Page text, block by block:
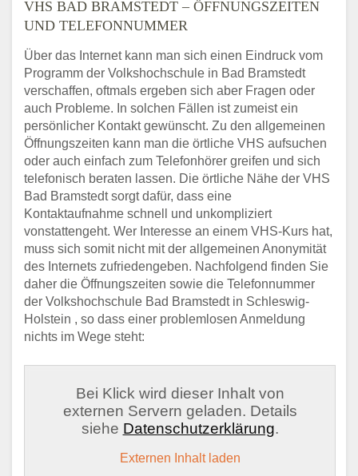
VHS BAD BRAMSTEDT – ÖFFNUNGSZEITEN
UND TELEFONNUMMER
Über das Internet kann man sich einen Eindruck vom
Programm der Volkshochschule in Bad Bramstedt
verschaffen, oftmals ergeben sich aber Fragen oder
auch Probleme. In solchen Fällen ist zumeist ein
persönlicher Kontakt gewünscht. Zu den allgemeinen
Öffnungszeiten kann man die örtliche VHS aufsuchen
oder auch einfach zum Telefonhörer greifen und sich
telefonisch beraten lassen. Die örtliche Nähe der VHS
Bad Bramstedt sorgt dafür, dass eine
Kontaktaufnahme schnell und unkompliziert
vonstattengeht. Wer Interesse an einem VHS-Kurs hat,
muss sich somit nicht mit der allgemeinen Anonymität
des Internets zufriedengeben. Nachfolgend finden Sie
daher die Öffnungszeiten sowie die Telefonnummer
der Volkshochschule Bad Bramstedt in Schleswig-
Holstein , so dass einer problemlosen Anmeldung
nichts im Wege steht:
Bei Klick wird dieser Inhalt von
externen Servern geladen. Details
siehe Datenschutzerklärung.
Externen Inhalt laden